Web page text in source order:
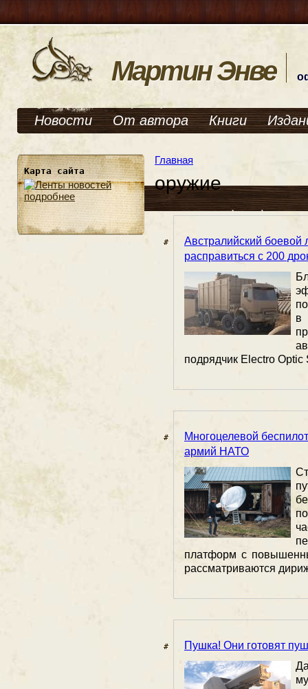
Мартин Энве
Новости От автора Книги
Карта сайта
подробнее
Главная
оружие
Австралийский боевой
расправиться с 200
подрядчик Electro Optic
Многоцелевой
армий НАТО
платформ с
рассматриваются
Пушка! Они готовят